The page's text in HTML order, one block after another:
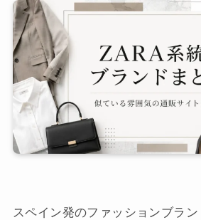
スペイン発のファッションブラ